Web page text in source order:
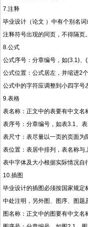
7.注释
毕业设计（论文 ）中有个别名
注释符号出现的同页，不得隔页
8.公式
公式序号：分章编号，如(3.1)、
公式位置：公式居左，并缩进2
公式中的字符应调整到小四字号
9.表格
表名称：正文中的表要有中文名
表序号：分章编号，如表3.1、
表尺寸：表尽量以一页的页面为
表位置：表居中排列，表名称与
表中字体及大小根据实际情况自
10.插图
毕业设计的插图必须按国家规定
中处注明，另外图、图序、图题
图名称：正文中的图要有中文